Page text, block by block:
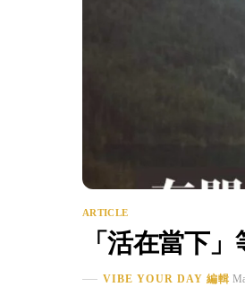
ARTICLE
「活在當下
VIBE YOUR DAY 編輯